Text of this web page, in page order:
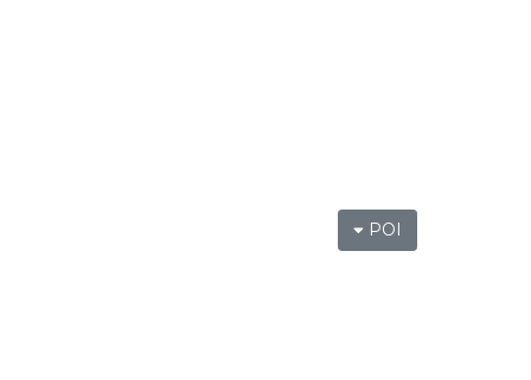
POI